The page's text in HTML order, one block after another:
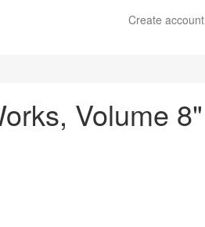
Create account
Volume 8"